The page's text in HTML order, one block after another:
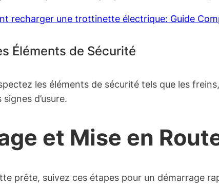
recharger une trottinette électrique: Guide
Éléments de Sécurité
les éléments de sécurité tels que les
d’usure.
et Mise en
prête, suivez ces étapes pour un démarrage